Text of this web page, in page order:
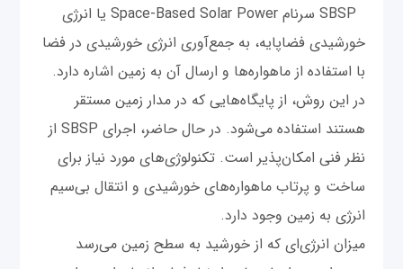
SBSP سرنام Space-Based Solar Power یا انرژی
خورشیدی فضاپایه، به جمع‌آوری انرژی خورشیدی در فضا
با استفاده از ماهواره‌ها و ارسال آن به زمین اشاره دارد.
در این روش، از پایگاه‌هایی که در مدار زمین مستقر
هستند استفاده می‌شود. در حال حاضر، اجرای SBSP از
نظر فنی امکان‌پذیر است. تکنولوژی‌های مورد نیاز برای
ساخت و پرتاب ماهواره‌های خورشیدی و انتقال بی‌سیم
انرژی به زمین وجود دارد.
میزان انرژی‌ای که از خورشید به سطح زمین می‌رسد